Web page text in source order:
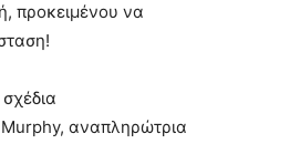
προκειμένου να
αναπληρώτρια